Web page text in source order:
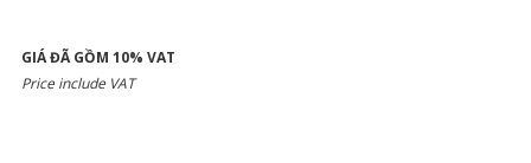
GIÁ ĐÃ GỒM 10% VAT
Price include VAT